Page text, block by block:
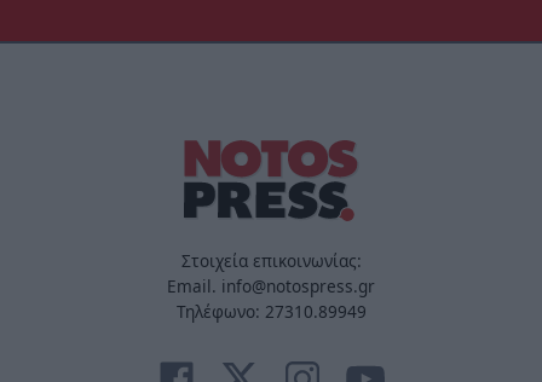
Στοιχεία επικοινωνίας:
Email. info@notospress.gr
Τηλέφωνο: 27310.89949